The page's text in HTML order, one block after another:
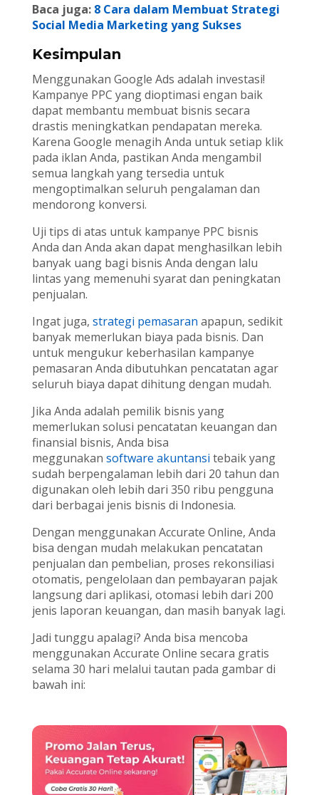
Baca juga: 8 Cara dalam Membuat Strategi
Social Media Marketing yang Sukses
Kesimpulan
Menggunakan Google Ads adalah investasi!
Kampanye PPC yang dioptimasi engan baik
dapat membantu membuat bisnis secara
drastis meningkatkan pendapatan mereka.
Karena Google menagih Anda untuk setiap klik
pada iklan Anda, pastikan Anda mengambil
semua langkah yang tersedia untuk
mengoptimalkan seluruh pengalaman dan
mendorong konversi.
Uji tips di atas untuk kampanye PPC bisnis
Anda dan Anda akan dapat menghasilkan lebih
banyak uang bagi bisnis Anda dengan lalu
lintas yang memenuhi syarat dan peningkatan
penjualan.
Ingat juga, strategi pemasaran apapun, sedikit
banyak memerlukan biaya pada bisnis. Dan
untuk mengukur keberhasilan kampanye
pemasaran Anda dibutuhkan pencatatan agar
seluruh biaya dapat dihitung dengan mudah.
Jika Anda adalah pemilik bisnis yang
memerlukan solusi pencatatan keuangan dan
finansial bisnis, Anda bisa
meggunakan software akuntansi tebaik yang
sudah berpengalaman lebih dari 20 tahun dan
digunakan oleh lebih dari 350 ribu pengguna
dari berbagai jenis bisnis di Indonesia.
Dengan menggunakan Accurate Online, Anda
bisa dengan mudah melakukan pencatatan
penjualan dan pembelian, proses rekonsiliasi
otomatis, pengelolaan dan pembayaran pajak
langsung dari aplikasi, otomasi lebih dari 200
jenis laporan keuangan, dan masih banyak lagi.
Jadi tunggu apalagi? Anda bisa mencoba
menggunakan Accurate Online secara gratis
selama 30 hari melalui tautan pada gambar di
bawah ini: